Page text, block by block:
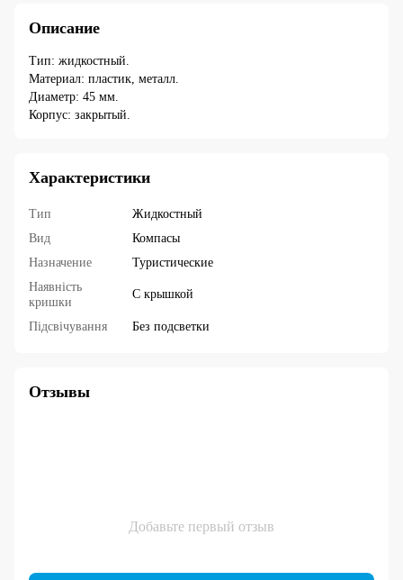
Описание
Тип: жидкостный.
Материал: пластик, металл.
Диаметр: 45 мм.
Корпус: закрытый.
Характеристики
Тип
Жидкостный
Вид
Компасы
Назначение
Туристические
Наявність
кришки
С крышкой
Підсвічування Без подсветки
Отзывы
Добавьте первый отзыв